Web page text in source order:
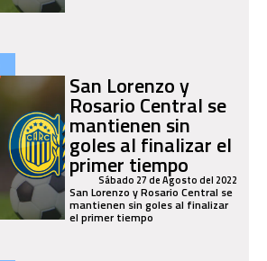
San Lorenzo y
Rosario Central se
mantienen sin
goles al finalizar el
primer tiempo
Sábado 27 de Agosto del 2022
San Lorenzo y Rosario Central se
mantienen sin goles al finalizar
el primer tiempo